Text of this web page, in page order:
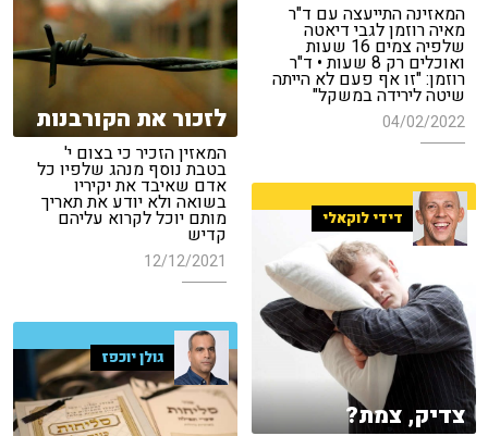
המאזינה התייעצה עם ד"ר
מאיה רוזמן לגבי דיאטה
שלפיה צמים 16 שעות
ואוכלים רק 8 שעות • ד"ר
רוזמן: "זו אף פעם לא הייתה
שיטה לירידה במשקל"
04/02/2022 לזכור את הקורבנות
המאזין הזכיר כי בצום י'
בטבת נוסף מנהג שלפיו כל
אדם שאיבד את יקיריו
בשואה ולא יודע את תאריך
מותם יוכל לקרוא עליהם
קדיש
12/12/2021
דידי לוקאלי
צדיק, צמת?
גולן יוכפז